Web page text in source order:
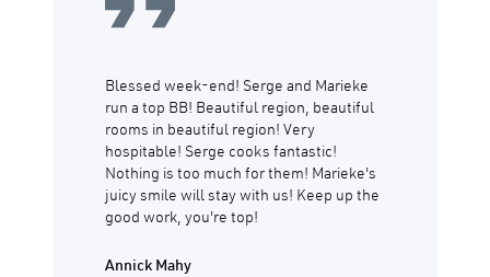
Blessed week-end! Serge and Marieke
run a top BB! Beautiful region, beautiful
rooms in beautiful region! Very
hospitable! Serge cooks fantastic!
Nothing is too much for them! Marieke's
juicy smile will stay with us! Keep up the
good work, you're top!
Annick Mahy